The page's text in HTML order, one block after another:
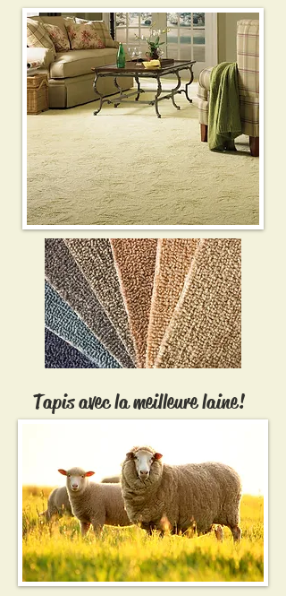
Tapis avec la meilleure laine!